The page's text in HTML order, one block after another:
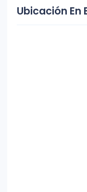
Ubicación En